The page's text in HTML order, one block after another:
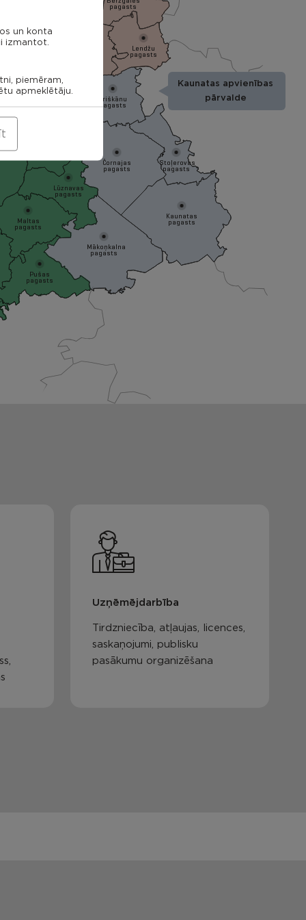
Kaunatas apvienības
pārvalde
Ozolmuižas
Audriņu
Lendžu
pagasts
pagasts
Pušas
pagasts
Maltas
pagasts
Lūznavas
pagasts
Griškānu
pagasts
Čornajas
pagasts
Mākoņkalna
pagasts
Kaunatas
pagasts
Stoļerovas
pagasts
Uzņēmējdarbība
Tirdzniecība, atļaujas, licences,
saskaņojumi, publisku
pasākumu organizēšana
un konta
izmantot.
piemēram,
apmeklētāju.